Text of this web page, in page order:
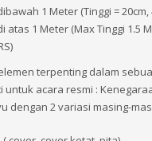
1 Meter (Tinggi = 20cm,
atas 1 Meter (Max Tinggi 1.5
terpenting dalam
untuk acara resmi :
dengan 2 variasi masing-